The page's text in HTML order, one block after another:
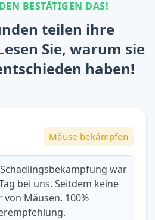
BESTÄTIGEN DAS!
teilen ihre
Sie, warum sie
haben!
Mäuse bekämpfen
war
bei uns. Seitdem keine
von Mäusen. 100%